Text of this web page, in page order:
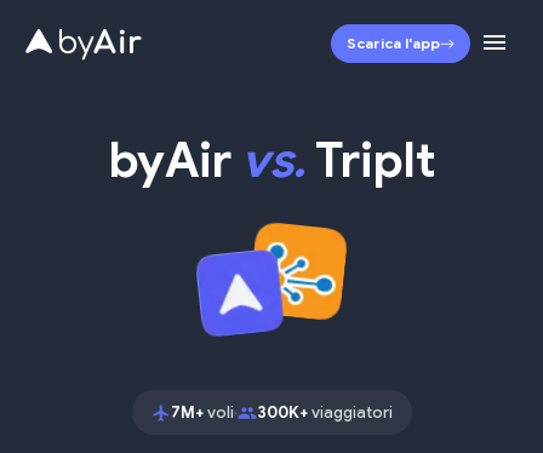
Scarica l'app
byAir vs. TripIt
7M+ voli • 300K+ viaggiatori